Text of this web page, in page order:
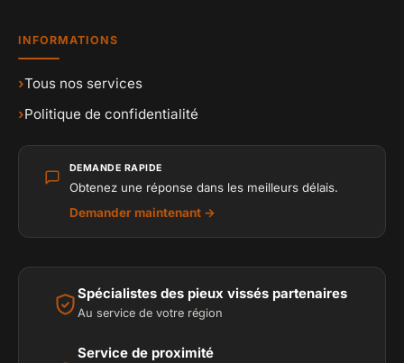
INFORMATIONS
›Tous nos services
›Politique de confidentialité
DEMANDE RAPIDE
Obtenez une réponse dans les meilleurs délais.
Demander maintenant →
Spécialistes des pieux vissés partenaires
Au service de votre région
Service de proximité